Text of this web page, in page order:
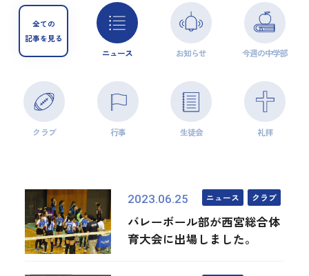
全ての
記事を見る
ニュース お知らせ 今週の中学部
クラブ 行事 生徒会 礼拝
2023.06.25 ニュース クラブ
バレーボール部が西宮総合体
育大会に出場しました。